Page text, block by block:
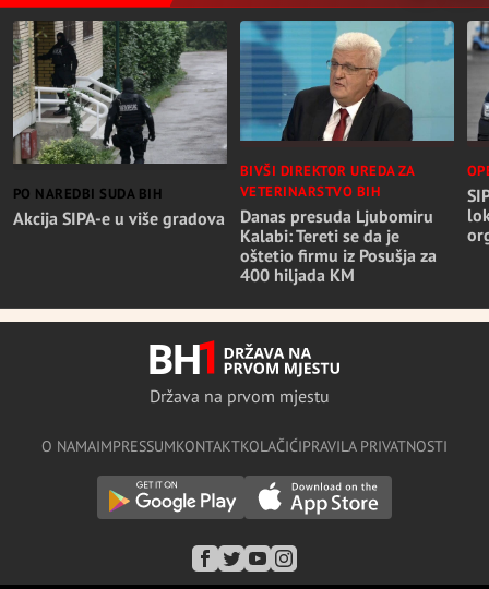
PO NAREDBI SUDA BIH
Akcija SIPA-e u više gradova
BIVŠI DIREKTOR UREDA ZA
VETERINARSTVO BIH
Danas presuda Ljubomiru
Kalabi: Tereti se da je
oštetio firmu iz Posušja za
400 hiljada KM
Država na prvom mjestu
O NAMAIMPRESSUMKONTAKTKOLAČIĆIPRAVILA PRIVATNOSTI